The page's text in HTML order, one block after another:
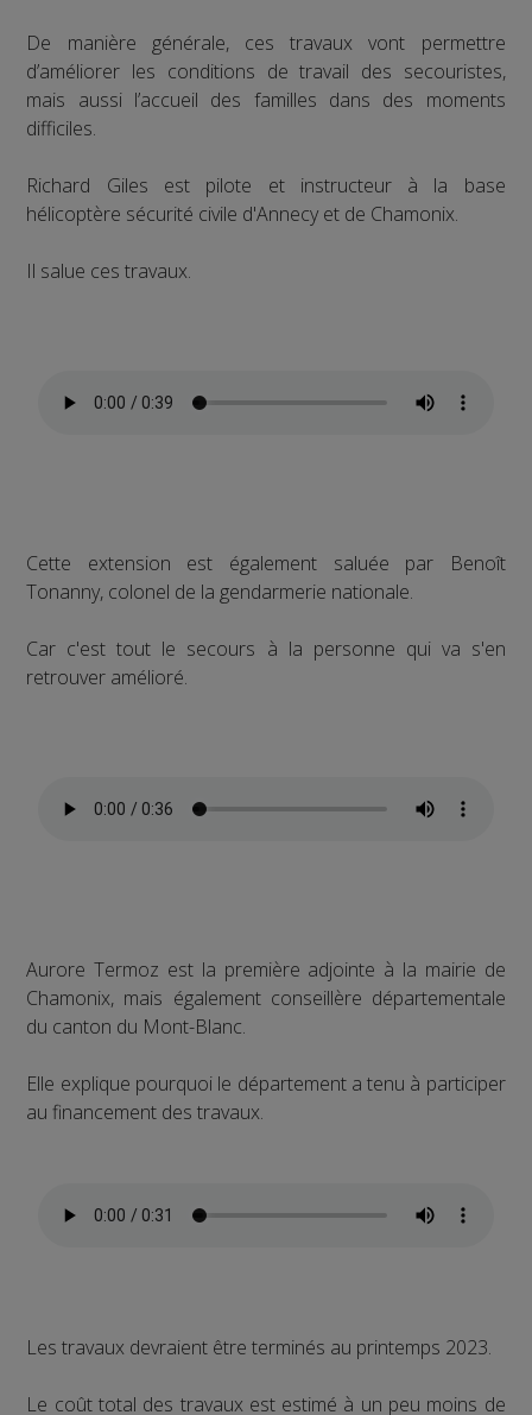
De manière générale, ces travaux vont permettre
d’améliorer les conditions de travail des secouristes,
mais aussi l’accueil des familles dans des moments
difficiles.
Richard Giles est pilote et instructeur à la base
hélicoptère sécurité civile d'Annecy et de Chamonix.
Il salue ces travaux.
Cette extension est également saluée par Benoît
Tonanny, colonel de la gendarmerie nationale.
Car c'est tout le secours à la personne qui va s'en
retrouver amélioré.
Aurore Termoz est la première adjointe à la mairie de
Chamonix, mais également conseillère départementale
du canton du Mont-Blanc.
Elle explique pourquoi le département a tenu à participer
au financement des travaux.
Les travaux devraient être terminés au printemps 2023.
Le coût total des travaux est estimé à un peu moins de